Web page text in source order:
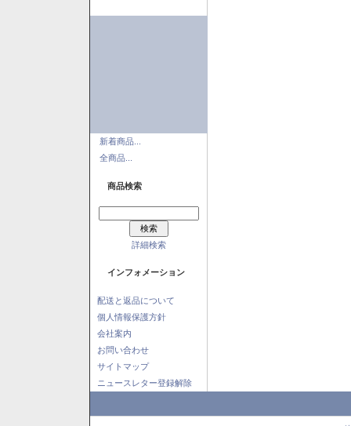
新着商品...
全商品...
商品検索
詳細検索
インフォメーション
配送と返品について
個人情報保護方針
会社案内
お問い合わせ
サイトマップ
ニュースレター登録解除